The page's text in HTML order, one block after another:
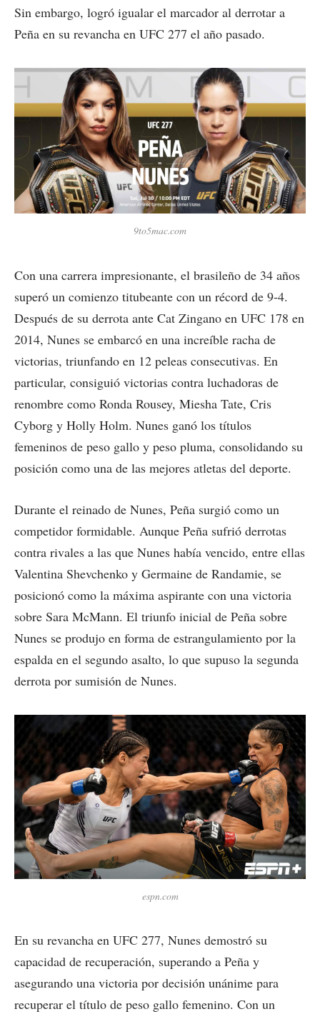
Sin embargo, logró igualar el marcador al derrotar a
Peña en su revancha en UFC 277 el año pasado.
9to5mac.com
Con una carrera impresionante, el brasileño de 34 años
superó un comienzo titubeante con un récord de 9-4.
Después de su derrota ante Cat Zingano en UFC 178 en
2014, Nunes se embarcó en una increíble racha de
victorias, triunfando en 12 peleas consecutivas. En
particular, consiguió victorias contra luchadoras de
renombre como Ronda Rousey, Miesha Tate, Cris
Cyborg y Holly Holm. Nunes ganó los títulos
femeninos de peso gallo y peso pluma, consolidando su
posición como una de las mejores atletas del deporte.
Durante el reinado de Nunes, Peña surgió como un
competidor formidable. Aunque Peña sufrió derrotas
contra rivales a las que Nunes había vencido, entre ellas
Valentina Shevchenko y Germaine de Randamie, se
posicionó como la máxima aspirante con una victoria
sobre Sara McMann. El triunfo inicial de Peña sobre
Nunes se produjo en forma de estrangulamiento por la
espalda en el segundo asalto, lo que supuso la segunda
derrota por sumisión de Nunes.
espn.com
En su revancha en UFC 277, Nunes demostró su
capacidad de recuperación, superando a Peña y
asegurando una victoria por decisión unánime para
recuperar el título de peso gallo femenino. Con un